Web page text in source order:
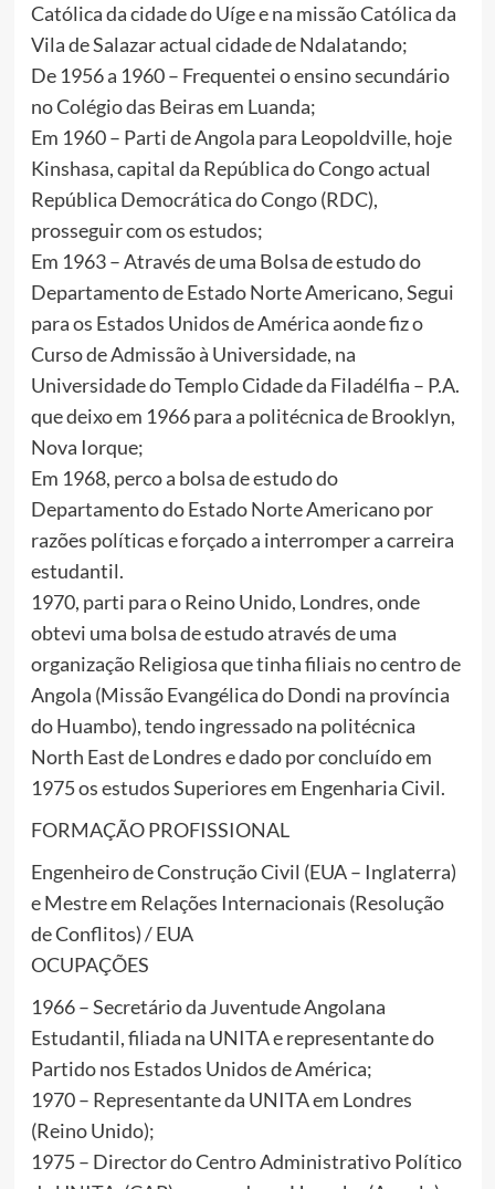
Católica da cidade do Uíge e na missão Católica da
Vila de Salazar actual cidade de Ndalatando;
De 1956 a 1960 – Frequentei o ensino secundário
no Colégio das Beiras em Luanda;
Em 1960 – Parti de Angola para Leopoldville, hoje
Kinshasa, capital da República do Congo actual
República Democrática do Congo (RDC),
prosseguir com os estudos;
Em 1963 – Através de uma Bolsa de estudo do
Departamento de Estado Norte Americano, Segui
para os Estados Unidos de América aonde fiz o
Curso de Admissão à Universidade, na
Universidade do Templo Cidade da Filadélfia – P.A.
que deixo em 1966 para a politécnica de Brooklyn,
Nova Iorque;
Em 1968, perco a bolsa de estudo do
Departamento do Estado Norte Americano por
razões políticas e forçado a interromper a carreira
estudantil.
1970, parti para o Reino Unido, Londres, onde
obtevi uma bolsa de estudo através de uma
organização Religiosa que tinha filiais no centro de
Angola (Missão Evangélica do Dondi na província
do Huambo), tendo ingressado na politécnica
North East de Londres e dado por concluído em
1975 os estudos Superiores em Engenharia Civil.
FORMAÇÃO PROFISSIONAL
Engenheiro de Construção Civil (EUA – Inglaterra)
e Mestre em Relações Internacionais (Resolução
de Conflitos) / EUA
OCUPAÇÕES
1966 – Secretário da Juventude Angolana
Estudantil, filiada na UNITA e representante do
Partido nos Estados Unidos de América;
1970 – Representante da UNITA em Londres
(Reino Unido);
1975 – Director do Centro Administrativo Político